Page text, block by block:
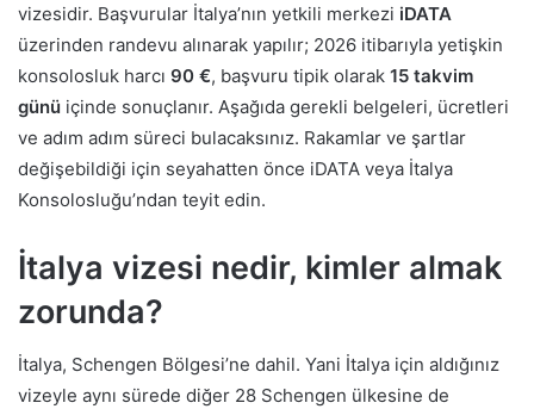
vizesidir. Başvurular İtalya’nın yetkili merkezi iDATA
üzerinden randevu alınarak yapılır; 2026 itibarıyla yetişkin
konsolosluk harcı 90 €, başvuru tipik olarak 15 takvim
günü içinde sonuçlanır. Aşağıda gerekli belgeleri, ücretleri
ve adım adım süreci bulacaksınız. Rakamlar ve şartlar
değişebildiği için seyahatten önce iDATA veya İtalya
Konsolosluğu’ndan teyit edin.
İtalya vizesi nedir, kimler almak
zorunda?
İtalya, Schengen Bölgesi’ne dahil. Yani İtalya için aldığınız
vizeyle aynı sürede diğer 28 Schengen ülkesine de